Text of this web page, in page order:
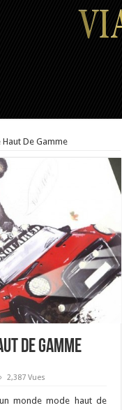
De Gamme
De Gamme
2,387 Vues
monde mode haut de